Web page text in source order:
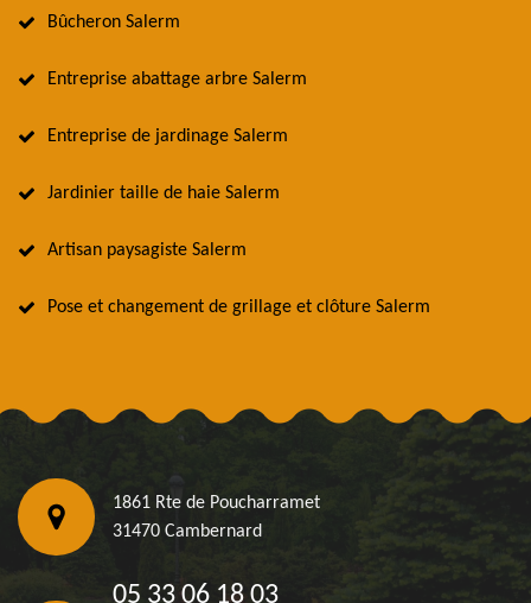
Bûcheron Salerm
Entreprise abattage arbre Salerm
Entreprise de jardinage Salerm
Jardinier taille de haie Salerm
Artisan paysagiste Salerm
Pose et changement de grillage et clôture Salerm
1861 Rte de Poucharramet
31470 Cambernard
05 33 06 18 03